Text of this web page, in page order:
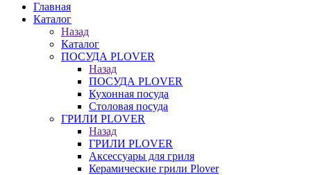
Главная
Каталог
Назад
Каталог
ПОСУДА PLOVER
Назад
ПОСУДА PLOVER
Кухонная посуда
Столовая посуда
ГРИЛИ PLOVER
Назад
ГРИЛИ PLOVER
Аксессуары для гриля
Керамические грили Plover